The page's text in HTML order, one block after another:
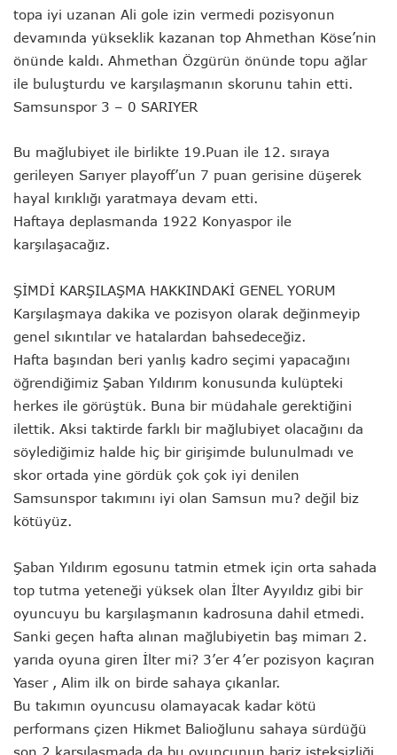
topa iyi uzanan Ali gole izin vermedi pozisyonun
devamında yükseklik kazanan top Ahmethan Köse’nin
önünde kaldı. Ahmethan Özgürün önünde topu ağlar
ile buluşturdu ve karşılaşmanın skorunu tahin etti.
Samsunspor 3 – 0 SARIYER
Bu mağlubiyet ile birlikte 19.Puan ile 12. sıraya
gerileyen Sarıyer playoff’un 7 puan gerisine düşerek
hayal kırıklığı yaratmaya devam etti.
Haftaya deplasmanda 1922 Konyaspor ile
karşılaşacağız.
ŞİMDİ KARŞILAŞMA HAKKINDAKİ GENEL YORUM
Karşılaşmaya dakika ve pozisyon olarak değinmeyip
genel sıkıntılar ve hatalardan bahsedeceğiz.
Hafta başından beri yanlış kadro seçimi yapacağını
öğrendiğimiz Şaban Yıldırım konusunda kulüpteki
herkes ile görüştük. Buna bir müdahale gerektiğini
ilettik. Aksi taktirde farklı bir mağlubiyet olacağını da
söylediğimiz halde hiç bir girişimde bulunulmadı ve
skor ortada yine gördük çok çok iyi denilen
Samsunspor takımını iyi olan Samsun mu? değil biz
kötüyüz.
Şaban Yıldırım egosunu tatmin etmek için orta sahada
top tutma yeteneği yüksek olan İlter Ayyıldız gibi bir
oyuncuyu bu karşılaşmanın kadrosuna dahil etmedi.
Sanki geçen hafta alınan mağlubiyetin baş mimarı 2.
yarıda oyuna giren İlter mi? 3’er 4’er pozisyon kaçıran
Yaser , Alim ilk on birde sahaya çıkanlar.
Bu takımın oyuncusu olamayacak kadar kötü
performans çizen Hikmet Balioğlunu sahaya sürdüğü
son 2 karşılaşmada da bu oyuncunun bariz isteksizliği